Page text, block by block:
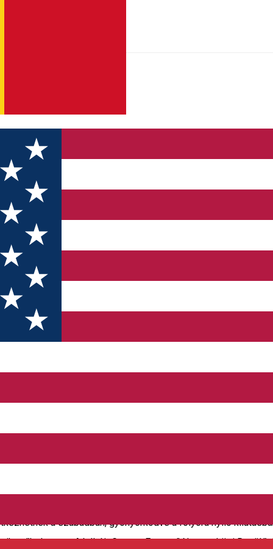
ahol a vendégek kihasználhatják a kertet és a grillezési
ágyneművel, törölközőkkel, lapos képernyős
a szabadban, gyönyörködve a folyóra nyíló
van. A bákói „George Enescu” Nemzetközi